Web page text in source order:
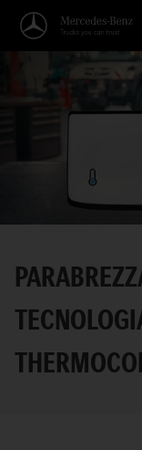
Italiano